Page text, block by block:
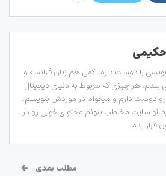
حکیمی
را دوست دارم. کمی هم زبان فرانسه و
بلدم. هر چیزی که مربوط به دنیای دیجیتال
دوست دارم و میخوام در موردش بنویسم.
تو سایت مخاطب بتونم محتوای خوبی رو در
قرار بدم.
مطلب بعدی